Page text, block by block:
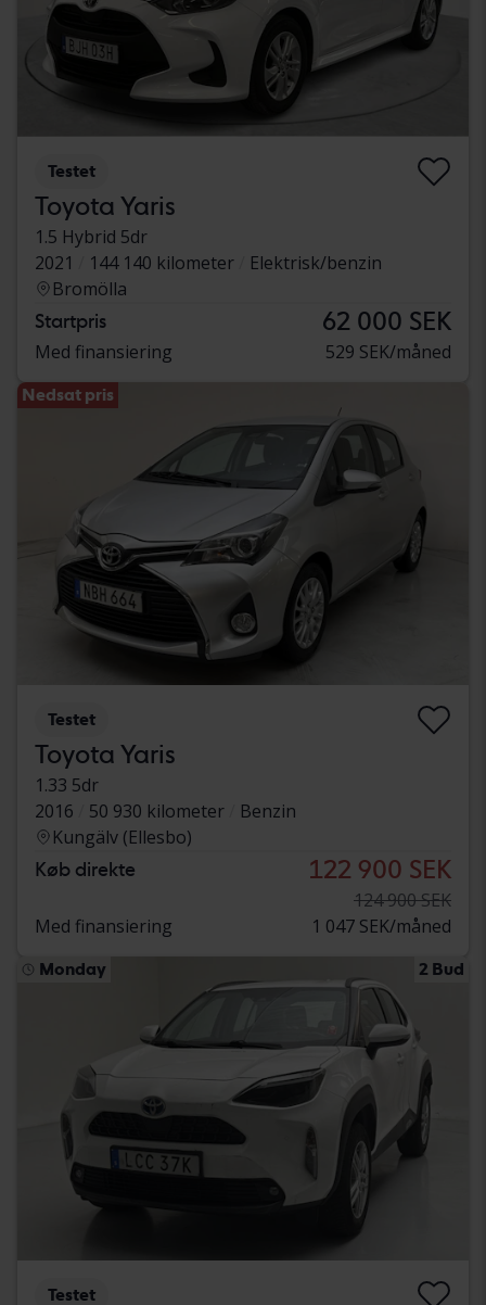
Testet
Toyota Yaris
1.5 Hybrid 5dr
2021
144 140 kilometer
Elektrisk/benzin
Bromölla
Startpris 62 000 SEK
Med finansiering 529 SEK/måned
Nedsat pris
Testet
Toyota Yaris
1.33 5dr
2016
50 930 kilometer
Benzin
Kungälv (Ellesbo)
Køb direkte 122 900 SEK
124 900 SEK
Med finansiering
1 047 SEK/måned
Monday 2 Bud
Testet